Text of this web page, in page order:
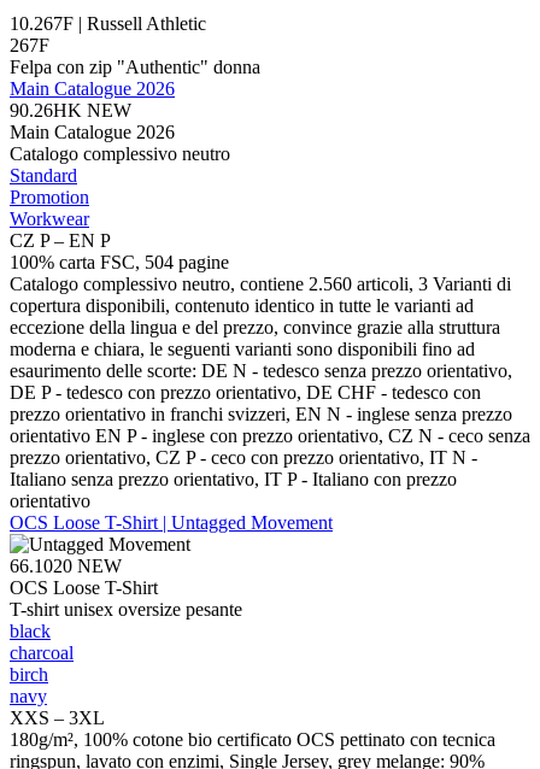
10.267F | Russell Athletic
267F
Felpa con zip "Authentic" donna
Main Catalogue 2026
90.26HK NEW
Main Catalogue 2026
Catalogo complessivo neutro
Standard
Promotion
Workwear
CZ P – EN P
100% carta FSC, 504 pagine
Catalogo complessivo neutro, contiene 2.560 articoli, 3 Varianti di
copertura disponibili, contenuto identico in tutte le varianti ad
eccezione della lingua e del prezzo, convince grazie alla struttura
moderna e chiara, le seguenti varianti sono disponibili fino ad
esaurimento delle scorte: DE N - tedesco senza prezzo orientativo,
DE P - tedesco con prezzo orientativo, DE CHF - tedesco con
prezzo orientativo in franchi svizzeri, EN N - inglese senza prezzo
orientativo EN P - inglese con prezzo orientativo, CZ N - ceco senza
prezzo orientativo, CZ P - ceco con prezzo orientativo, IT N -
Italiano senza prezzo orientativo, IT P - Italiano con prezzo
orientativo
OCS Loose T-Shirt | Untagged Movement
66.1020 NEW
OCS Loose T-Shirt
T-shirt unisex oversize pesante
black
charcoal
birch
navy
XXS – 3XL
180g/m², 100% cotone bio certificato OCS pettinato con tecnica
ringspun, lavato con enzimi, Single Jersey, grey melange: 90%